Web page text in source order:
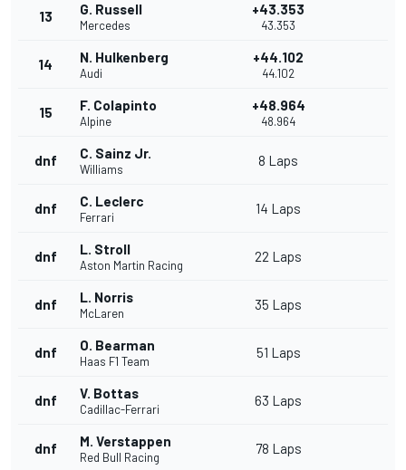
13 G. Russell
Mercedes
+43.353
43.353
14 N. Hulkenberg
Audi
+44.102
44.102
15 F. Colapinto
Alpine
+48.964
48.964
dnf C. Sainz Jr.
Williams
8 Laps
dnf C. Leclerc
Ferrari
14 Laps
dnf L. Stroll
Aston Martin Racing
22 Laps
dnf L. Norris
McLaren
35 Laps
dnf O. Bearman
Haas F1 Team
51 Laps
dnf V. Bottas
Cadillac-Ferrari
63 Laps
dnf M. Verstappen
Red Bull Racing
78 Laps